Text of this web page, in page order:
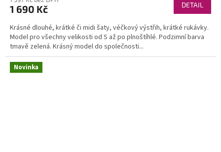
1 690 Kč DETAIL
Krásné dlouhé, krátké či midi šaty, véčkový výstřih, krátké rukávky.
Model pro všechny velikosti od S až po plnoštíhlé. Podzimní barva
tmavě zelená. Krásný model do společnosti...
Novinka